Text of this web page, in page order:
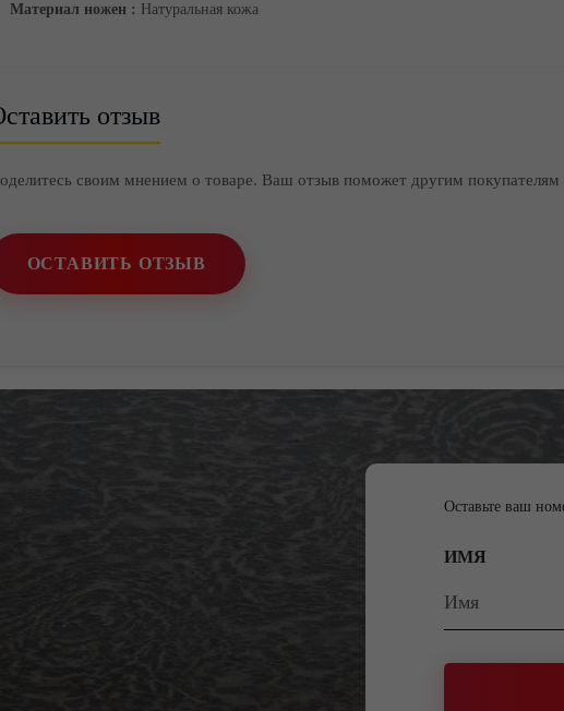
Материал ножен : Натуральная кожа
отзыв
своим мнением о товаре. Ваш отзыв поможет другим покупателям
ОСТАВИТЬ ОТЗЫВ
Оставьте ваш
ИМЯ